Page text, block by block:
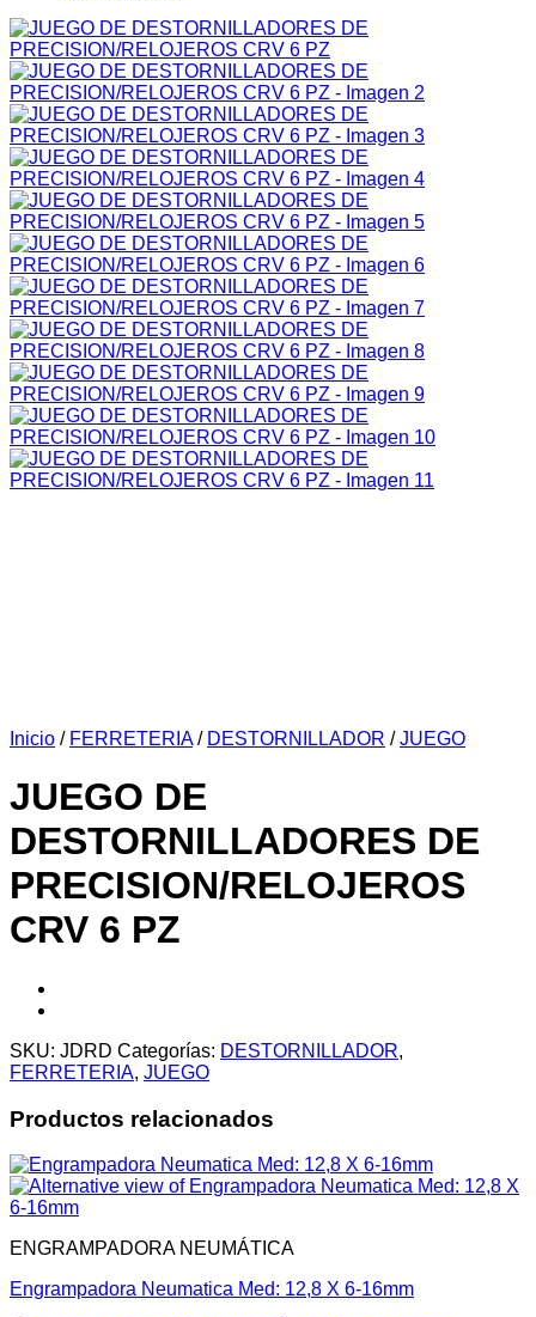
Inicio / FERRETERIA / DESTORNILLADOR / JUEGO
JUEGO DE
DESTORNILLADORES DE
PRECISION/RELOJEROS
CRV 6 PZ
SKU: JDRD Categorías: DESTORNILLADOR,
FERRETERIA, JUEGO
Productos relacionados
ENGRAMPADORA NEUMÁTICA
Engrampadora Neumatica Med: 12,8 X 6-16mm